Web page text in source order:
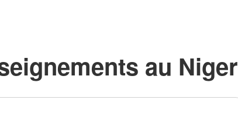
au Niger